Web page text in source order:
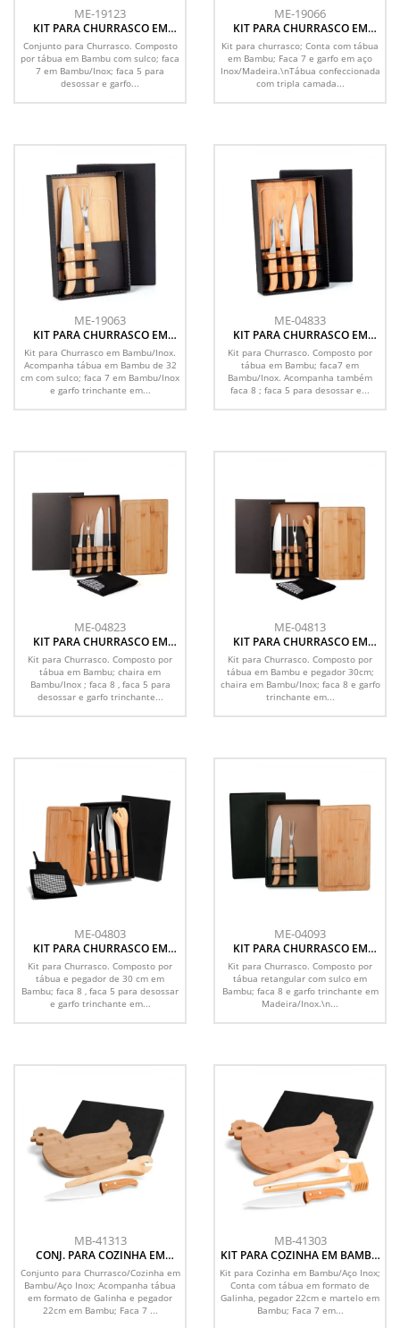
ME-19123
KIT PARA CHURRASCO EM
BAMBU / MADEIRA / INOX - 4
PÇS
Conjunto para Churrasco. Composto
por tábua em Bambu com sulco; faca
7 em Bambu/Inox; faca 5 para
desossar e garfo...
ME-19066
KIT PARA CHURRASCO EM
BAMBU/MADEIRA
Kit para churrasco; Conta com tábua
em Bambu; Faca 7 e garfo em aço
Inox/Madeira.\nTábua confeccionada
com tripla camada...
ME-19063
KIT PARA CHURRASCO EM
BAMBU / MADEIRA / INOX - 3
PÇS
Kit para Churrasco em Bambu/Inox.
Acompanha tábua em Bambu de 32
cm com sulco; faca 7 em Bambu/Inox
e garfo trinchante em...
ME-04833
KIT PARA CHURRASCO EM
BAMBU / MADEIRA / INOX - 5
PÇS
Kit para Churrasco. Composto por
tábua em Bambu; faca7 em
Bambu/Inox. Acompanha também
faca 8 ; faca 5 para desossar e...
ME-04823
KIT PARA CHURRASCO EM
BAMBU / MADEIRA / INOX
COM AVENTAL - 6 PÇS
Kit para Churrasco. Composto por
tábua em Bambu; chaira em
Bambu/Inox ; faca 8 , faca 5 para
desossar e garfo trinchante...
ME-04813
KIT PARA CHURRASCO EM
BAMBU / MADEIRA / INOX
COM AVENTAL - 6 PÇS
Kit para Churrasco. Composto por
tábua em Bambu e pegador 30cm;
chaira em Bambu/Inox; faca 8 e garfo
trinchante em...
ME-04803
KIT PARA CHURRASCO EM
BAMBU / MADEIRA / INOX
COM AVENTAL - 6 PÇS
Kit para Churrasco. Composto por
tábua e pegador de 30 cm em
Bambu; faca 8 , faca 5 para desossar
e garfo trinchante em...
ME-04093
KIT PARA CHURRASCO EM
BAMBU / MADEIRA / INOX - 3
PÇS
Kit para Churrasco. Composto por
tábua retangular com sulco em
Bambu; faca 8 e garfo trinchante em
Madeira/Inox.\n...
MB-41313
CONJ. PARA COZINHA EM
BAMBU / INOX - 3 PÇS
Conjunto para Churrasco/Cozinha em
Bambu/Aço Inox; Acompanha tábua
em formato de Galinha e pegador
22cm em Bambu; Faca 7 ...
MB-41303
KIT PARA COZINHA EM BAMBU
COM TÁBUA FORMATO
GALINHA
Kit para Cozinha em Bambu/Aço Inox;
Conta com tábua em formato de
Galinha, pegador 22cm e martelo em
Bambu; Faca 7 em...